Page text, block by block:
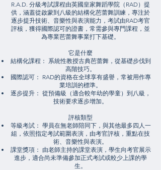
R.A.D. 分級考試課程由英國皇家舞蹈學院（RAD）提
供，涵蓋從啟蒙到八級的結構化芭蕾舞訓練，專注於
逐步提升技術、音樂性與表演能力，考試由RAD考官
評核，獲得國際認可的證書，常需參與專門課程，並
為專業芭蕾舞事業打下基礎。
它是什麼
結構化課程： 系統性教授古典芭蕾舞，從基礎步伐到
高階技巧。
國際認可： RAD的資格在全球享有盛譽，常被用作專
業培訓的標準。
逐步提升： 從預備級（適合較年幼的學童）到八級，
技術要求逐步增加。
評核類型
等級考試： 學員在無老師陪同下，與其他最多四人一
組，依照指定考試範圍表演，由考官評核，重點在技
術、音樂性與表演。
課堂獎項： 由老師主持的課堂表演，學生向考官展示
進步，適合尚未準備參加正式考試或較少上課的學
生。